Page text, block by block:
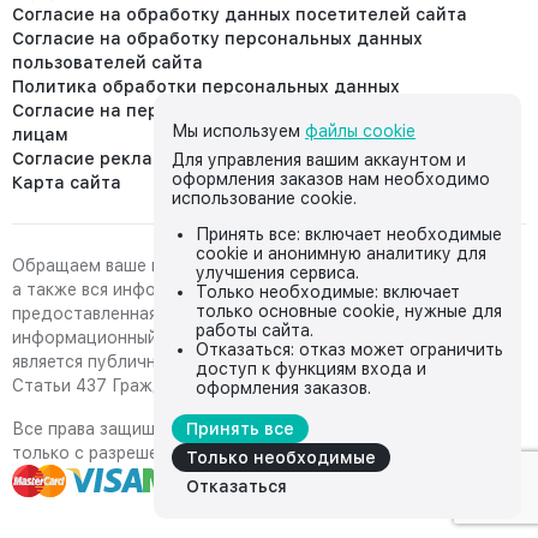
Согласие на обработку данных посетителей сайта
Согласие на обработку персональных данных
пользователей сайта
Политика обработки персональных данных
Согласие на передачу персональных данных третьим
лицам
Согласие реклама
Карта сайта
Обращаем ваше внимание на то, что данный интернет-сайт,
а также вся информация о товарах и ценах,
предоставленная на нём, носит исключительно
информационный характер и ни при каких условиях не
является публичной офертой, определяемой положениями
Статьи 437 Гражданского кодекса Российской Федерации.
Все права защищены, любое копирование с сайта возможно
только с разрешения владельца сайта
Мы используем файлы cookie
Для управления вашим аккаунтом и
оформления заказов нам необходимо
использование cookie.
Принять все: включает необходимые
cookie и анонимную аналитику для
улучшения сервиса.
Только необходимые: включает
только основные cookie, нужные для
работы сайта.
Отказаться: отказ может ограничить
доступ к функциям входа и
оформления заказов.
Принять все
Только необходимые
Отказаться